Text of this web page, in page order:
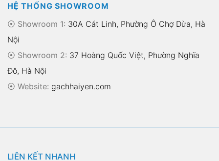
HỆ THỐNG SHOWROOM
⦿ Showroom 1: 30A Cát Linh, Phường Ô Chợ Dừa, Hà
Nội
⦿ Showroom 2: 37 Hoàng Quốc Việt, Phường Nghĩa
Đô, Hà Nội
⦿ Website: gachhaiyen.com
LIÊN KẾT NHANH